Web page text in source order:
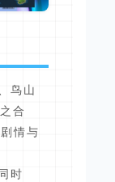
鸟山
合
情与
时